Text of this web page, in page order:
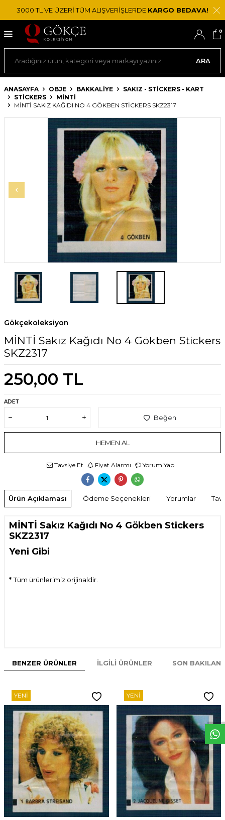
W
h
t
s
p
p
D
e
s
e
H
a
t
t
3000 TL VE ÜZERİ TÜM ALIŞVERİŞLERDE KARGO BEDAVA!
ARA
0
ANASAYFA OBJE BAKKALIYE
SAKIZ - STICKERS - KART
STICKERS
MINTI
MİNTİ SAKIZ KAĞIDI NO 4 GÖKBEN STICKERS SKZ2317
Gökçekoleksiyon
MİNTİ Sakız Kağıdı No 4 Gökben Stickers
SKZ2317
250,00 TL
ADET
Beğen
HEMEN AL
Tavsiye Et Fiyat Alarmı Yorum Yap
Ürün Açıklaması Ödeme Seçenekleri Yorumlar
MİNTİ Sakız Kağıdı No 4 Gökben Stickers
SKZ2317
Yeni Gibi
*Tüm ürünlerimiz orijinaldir.
BENZER ÜRÜNLER İLGILI ÜRÜNLER SON
YENI YENI